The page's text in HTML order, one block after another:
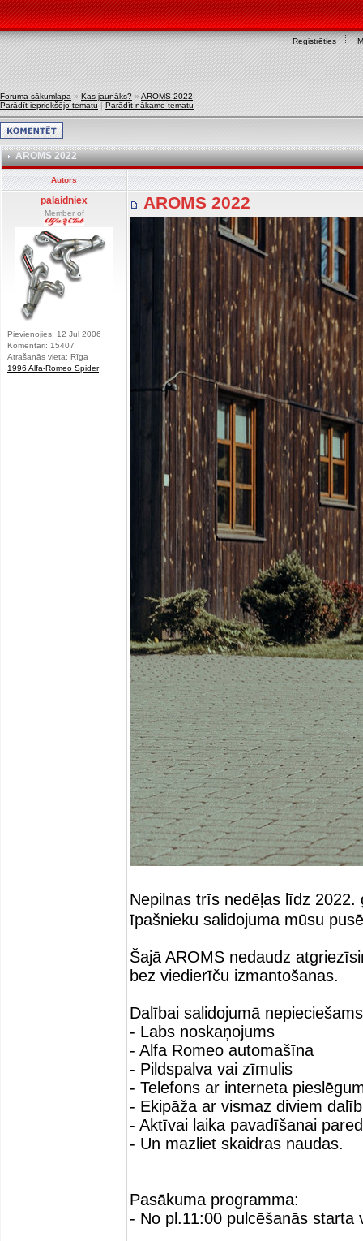
Reģistrēties
Foruma sākumlapa » Kas jaunāks? » AROMS 2022
Parādīt iepriekšējo tematu | Parādīt nākamo tematu
AROMS 2022
Autors
palaidniex
Member of
Pievienojies: 12 Jul 2006
Komentāri: 15407
Atrašanās vieta: Rīga
1996 Alfa-Romeo Spider
AROMS 2022
Nepilnas trīs nedēļas līdz
īpašnieku salidojuma mūsu
Šajā AROMS nedaudz
bez viedierīču izmantošanas.
Dalībai salidojumā
- Labs noskaņojums
- Alfa Romeo automašīna
- Pildspalva vai zīmulis
- Telefons ar interneta
- Ekipāža ar vismaz diviem
- Aktīvai laika pavadīšanai
- Un mazliet skaidras naudas.
Pasākuma programma:
- No pl.11:00 pulcēšanās